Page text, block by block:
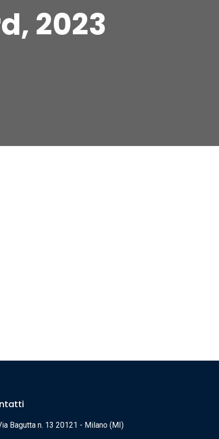
2023
Bagutta n. 13 20121 - Milano (MI)